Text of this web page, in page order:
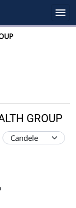
GROUP